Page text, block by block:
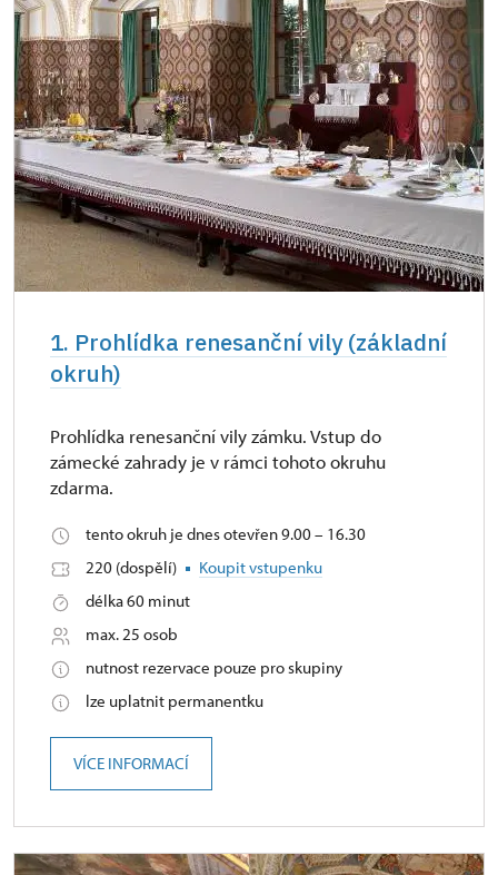
1. Prohlídka renesanční vily (základní
okruh)
Prohlídka renesanční vily zámku. Vstup do
zámecké zahrady je v rámci tohoto okruhu
zdarma.
tento okruh je dnes otevřen 9.00 – 16.30
220 (dospělí)
Koupit vstupenku
délka 60 minut
max. 25 osob
nutnost rezervace pouze pro skupiny
lze uplatnit permanentku
VÍCE INFORMACÍ